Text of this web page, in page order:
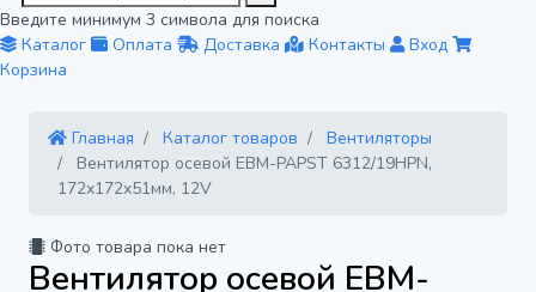
Введите минимум 3 символа для поиска
Каталог
Оплата Доставка Контакты
Вход
Корзина
Главная Каталог товаров
Вентиляторы
Вентилятор осевой EBM-PAPST 6312/19HPN,
172x172x51мм, 12V
Фото товара пока нет
Вентилятор осевой EBM-